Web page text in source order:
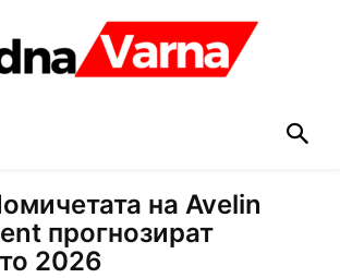
на Avelin
прогнозират
2026